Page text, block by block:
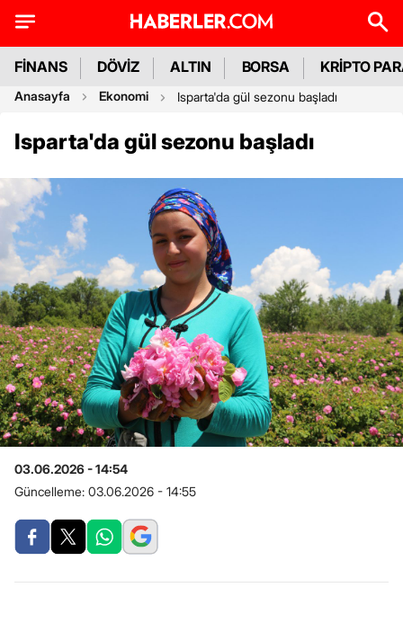
FİNANS DÖVİZ ALTIN BORSA KRİPTO
Anasayfa Ekonomi Isparta'da gül sezonu başladı
Isparta'da gül sezonu başladı
03.06.2026 - 14:54
Güncelleme: 03.06.2026 - 14:55